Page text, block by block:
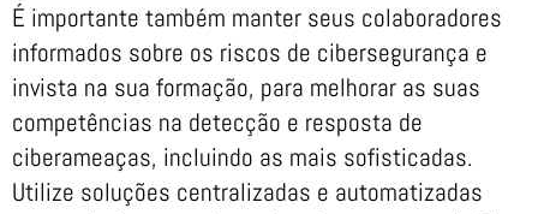
É importante também manter seus colaboradores
informados sobre os riscos de cibersegurança e
invista na sua formação, para melhorar as suas
competências na detecção e resposta de
ciberameaças, incluindo as mais sofisticadas.
Utilize soluções centralizadas e automatizadas